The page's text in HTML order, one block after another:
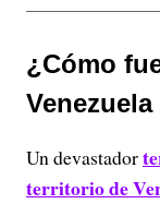
¿Cómo
Venezuela
Un devastador
territorio de